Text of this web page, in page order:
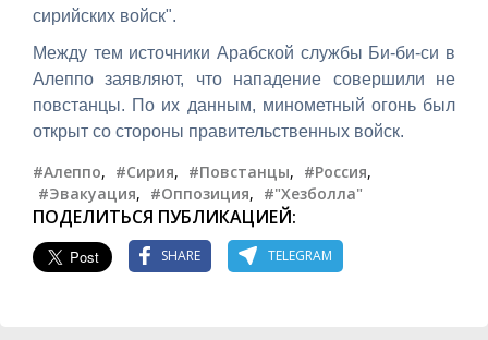
сирийских войск".
Между тем источники Арабской службы Би-би-си в
Алеппо заявляют, что нападение совершили не
повстанцы. По их данным, минометный огонь был
открыт со стороны правительственных войск.
#Алеппо, #Сирия, #Повстанцы, #Россия,
#Эвакуация, #Оппозиция, #"Хезболла"
ПОДЕЛИТЬСЯ ПУБЛИКАЦИЕЙ:
SHARE TELEGRAM